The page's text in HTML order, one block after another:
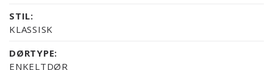
STIL:
KLASSISK
DØRTYPE:
ENKELTDØR